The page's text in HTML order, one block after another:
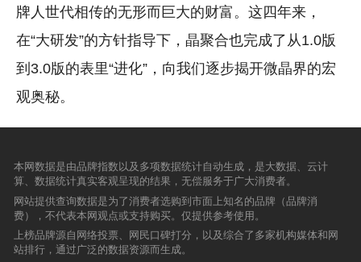
牌人世代相传的无形而巨大的财富。这四年来，
在“大研发”的方针指导下，晶聚合也完成了从1.0版
到3.0版的表里“进化”，向我们逐步揭开微晶界的宏
观奥秘。
本网数据是由品牌指数以及多项数据统计自动生成，是大数据、云计
算、数据统计真实客观呈现的结果，无偿服务于广大消费者。
网站提供查询数据是为了消费者选购到市面上知名的品牌（品牌消
费），不代表本网观点或支持购买。仅提供参考使用。
上榜品牌源自网络投票、网民口碑打分，以及综合了多家机构媒体和网
站排行，通过广泛的数据资源而生成。